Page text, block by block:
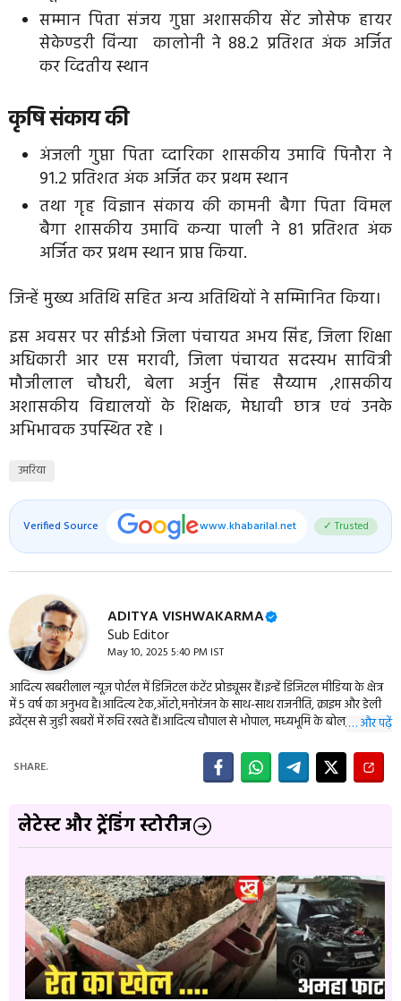
सम्मान पिता संजय गुप्ता अशासकीय सेंट जोसेफ हायर
सेकेण्डरी विंन्या कालोनी ने 88.2 प्रतिशत अंक अर्जित
कर व्दितीय स्थान
कृषि संकाय की
अंजली गुप्ता पिता व्दारिका शासकीय उमावि पिनौरा ने
91.2 प्रतिशत अंक अर्जित कर प्रथम स्थान
तथा गृह विज्ञान संकाय की कामनी बैगा पिता विमल
बैगा शासकीय उमावि कन्या पाली ने 81 प्रतिशत अंक
अर्जित कर प्रथम स्थान प्राप्त किया.
जिन्हें मुख्य अतिथि सहित अन्य अतिथियों ने सम्मािनित किया।
इस अवसर पर सीईओ जिला पंचायत अभय सिंह, जिला शिक्षा
अधिकारी आर एस मरावी, जिला पंचायत सदस्यभ सावित्री
मौजीलाल चौधरी, बेला अर्जुन सिंह सैय्याम ,शासकीय
अशासकीय विद्यालयों के शिक्षक, मेधावी छात्र एवं उनके
अभिभावक उपस्थित रहे ।
उमरिया
Verified Source www.khabarilal.net ✓ Trusted
ADITYA VISHWAKARMA
Sub Editor
May 10, 2025 5:40 PM IST
आदित्य खबरीलाल न्यूज़ पोर्टल में डिजिटल कंटेंट प्रोड्यूसर हैं।इन्हें डिजिटल मीडिया के क्षेत्र
में 5 वर्ष का अनुभव है।आदित्य टेक,ऑटो,मनोरंजन के साथ-साथ राजनीति, क्राइम और डेली
इवेंट्स से जुड़ी खबरों में रुचि रखते हैं।आदित्य चौपाल से भोपाल, मध्यभूमि के बोल,… और पढ़ें
SHARE.
लेटेस्ट और ट्रेंडिंग स्टोरीज